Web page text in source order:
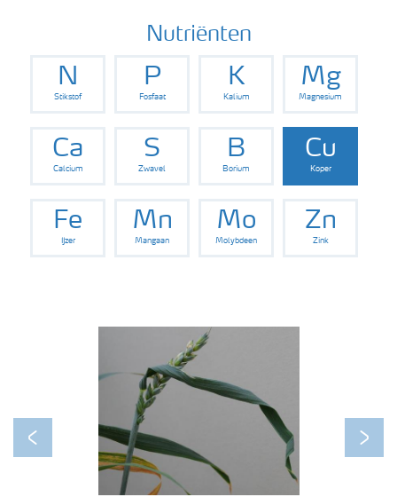
Toolbox
Grow the future
Nutriënten
N
Stikstof
P
Fosfaat
K
Kalium
Mg
Magnesium
Ca
Calcium
S
Zwavel
B
Borium
Cu
Koper
Fe
IJzer
Mn
Mangaan
Mo
Molybdeen
Zn
Zink
Previous Next